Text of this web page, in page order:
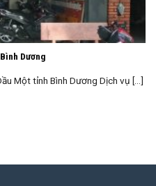
Dương
Một tỉnh Bình Dương Dịch vụ [...]